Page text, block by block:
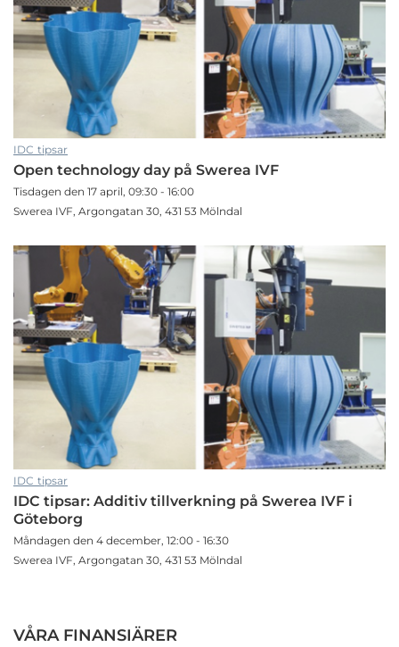
IDC tipsar
Open technology day på Swerea IVF
Tisdagen den 17 april, 09:30 - 16:00
Swerea IVF, Argongatan 30, 431 53 Mölndal
IDC tipsar
IDC tipsar: Additiv tillverkning på Swerea IVF i
Göteborg
Måndagen den 4 december, 12:00 - 16:30
Swerea IVF, Argongatan 30, 431 53 Mölndal
VÅRA FINANSIÄRER